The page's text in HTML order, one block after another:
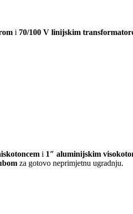
i 70/100 V linijskim
i 1″ aluminijskim
za gotovo neprimjetnu ugradnju.